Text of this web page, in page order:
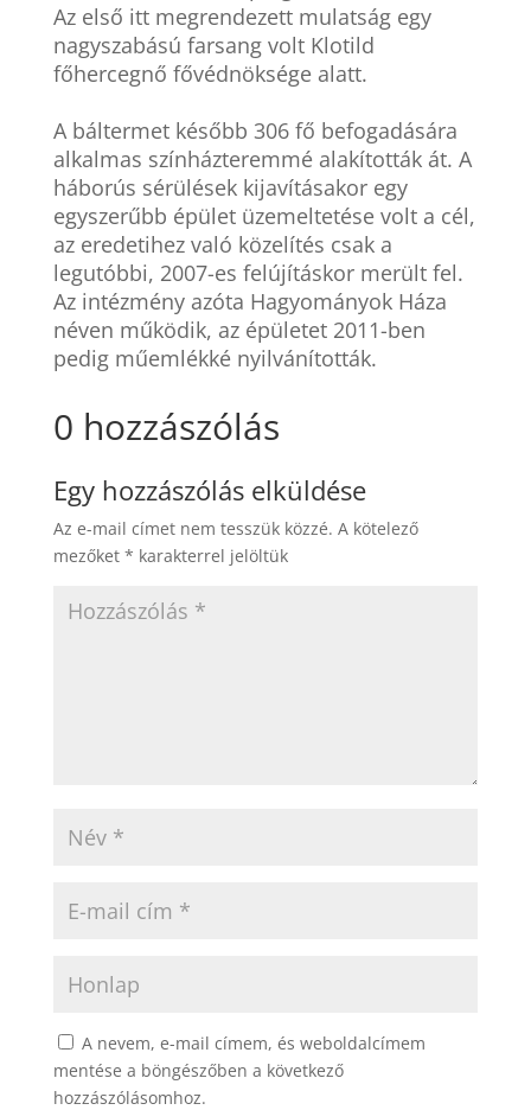
Az első itt megrendezett mulatság egy
nagyszabású farsang volt Klotild
főhercegnő fővédnöksége alatt.
A báltermet később 306 fő befogadására
alkalmas színházteremmé alakították át. A
háborús sérülések kijavításakor egy
egyszerűbb épület üzemeltetése volt a cél,
az eredetihez való közelítés csak a
legutóbbi, 2007-es felújításkor merült fel.
Az intézmény azóta Hagyományok Háza
néven működik, az épületet 2011-ben
pedig műemlékké nyilvánították.
0 hozzászólás
Egy hozzászólás elküldése
Az e-mail címet nem tesszük közzé. A kötelező
mezőket * karakterrel jelöltük
A nevem, e-mail címem, és weboldalcímem
mentése a böngészőben a következő
hozzászólásomhoz.